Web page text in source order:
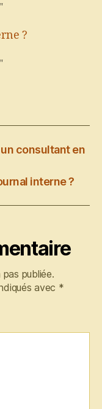
?
consultant en
interne ?
publiée.
avec *